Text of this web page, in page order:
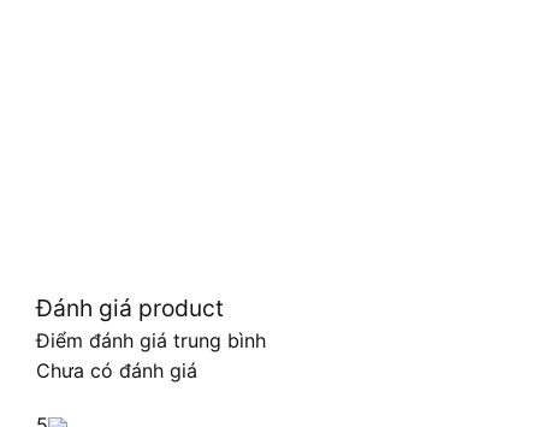
Đánh giá product
Điểm đánh giá trung bình
Chưa có đánh giá